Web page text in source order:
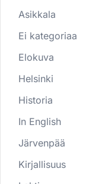
Asikkala
Ei kategoriaa
Elokuva
Helsinki
Historia
In English
Järvenpää
Kirjallisuus